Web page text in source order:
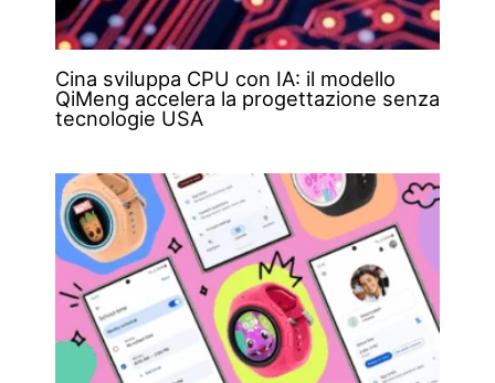
Cina sviluppa CPU con IA: il modello
QiMeng accelera la progettazione senza
tecnologie USA